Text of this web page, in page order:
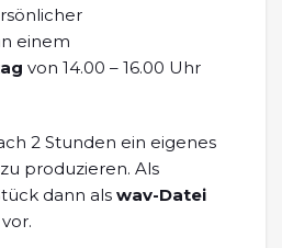
einem
von 14.00 – 16.00 Uhr
2 Stunden ein eigenes
produzieren. Als
dann als wav-Datei
vor.